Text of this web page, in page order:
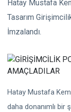
Hatay Mustafa
Tasarım
İmzalandı.
Hatay Mustafa
daha donanımlı bir